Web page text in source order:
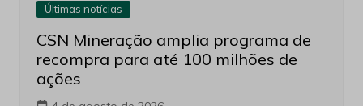
Últimas notícias
CSN Mineração amplia programa de
recompra para até 100 milhões de
ações